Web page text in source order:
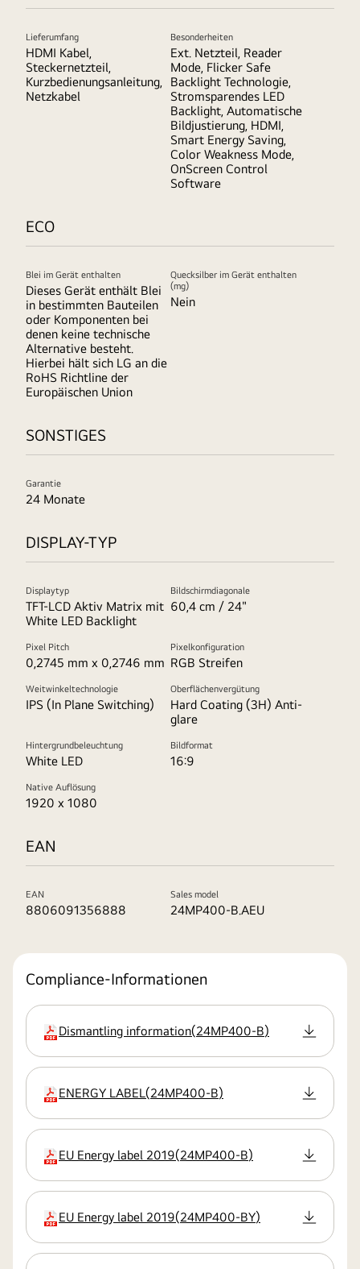
Lieferumfang
HDMI Kabel,
Steckernetzteil,
Kurzbedienungsanleitung,
Netzkabel
Besonderheiten
Ext. Netzteil, Reader
Mode, Flicker Safe
Backlight Technologie,
Stromsparendes LED
Backlight, Automatische
Bildjustierung, HDMI,
Smart Energy Saving,
Color Weakness Mode,
OnScreen Control
Software
ECO
Blei im Gerät enthalten
Dieses Gerät enthält Blei
in bestimmten Bauteilen
oder Komponenten bei
denen keine technische
Alternative besteht.
Hierbei hält sich LG an die
RoHS Richtline der
Europäischen Union
Quecksilber im Gerät enthalten
(mg)
Nein
SONSTIGES
Garantie
24 Monate
DISPLAY-TYP
Displaytyp
TFT-LCD Aktiv Matrix mit
White LED Backlight
Bildschirmdiagonale
60,4 cm / 24"
Pixel Pitch
0,2745 mm x 0,2746 mm
Pixelkonfiguration
RGB Streifen
Weitwinkeltechnologie
IPS (In Plane Switching)
Oberflächenvergütung
Hard Coating (3H) Anti-
glare
Hintergrundbeleuchtung
White LED
Bildformat
16:9
Native Auflösung
1920 x 1080
EAN
EAN
8806091356888
Sales model
24MP400-B.AEU
Compliance-Informationen
Erweiterung
Dismantling information(24MP400-B)
Erweiterung
ENERGY LABEL(24MP400-B)
Erweiterung
EU Energy label 2019(24MP400-B)
Erweiterung
EU Energy label 2019(24MP400-BY)